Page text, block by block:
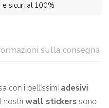
sicuri al 100%
sulla consegna
con i bellissimi adesivi
nostri wall stickers sono